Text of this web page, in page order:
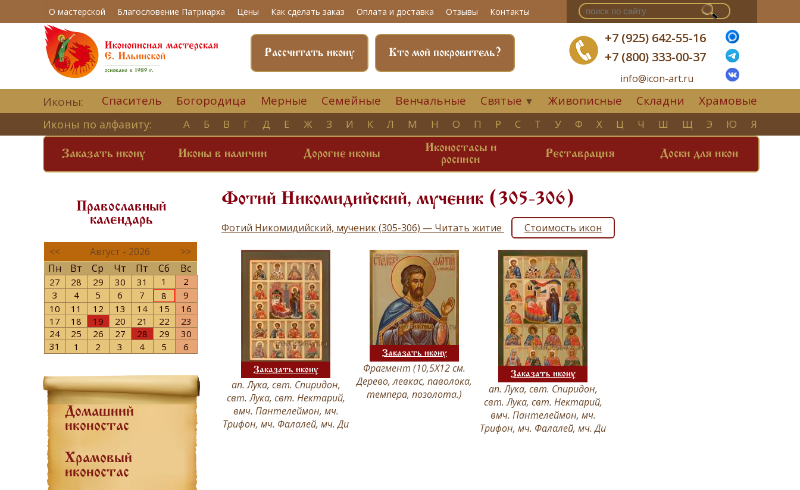
О мастерской Благословение Патриарха Цены Как сделать заказ Оплата и доставка Отзывы Контакты
+7 (925) 642-55-16
+7 (800) 333-00-37
info@icon-art.ru
Кто мой покровитель?
Рассчитать икону
Иконы: Спаситель Богородица Мерные Семейные Венчальные Святые ▼ Живописные Складни Храмовые
Иконы по алфавиту: А Б В Г Д Е Ж З И К Л М Н О П Р С Т У Ф Х Ц Ч Ш Щ Э Ю Я
Заказать икону Иконы в наличии Дорогие иконы
Иконостасы и
росписи
Реставрация Доски для икон
Православный
календарь
<< Август - 2026
>>
Пн
Вт Ср Чт Пт Сб Вс
27 28 29 30 31 1
2
3
4 5 6 7 8
9
10
11 12 13 14 15
16
17
18 19 20 21 22
23
24
25 26 27 28 29
30
31
1 2 3 4 5 6
Домашний
иконостас
Храмовый
иконостас
Фотий Никомидийский, мученик (305-306)
Фотий Никомидийский, мученик (305-306) — Читать житие Стоимость икон
Заказать икону
ап. Лука, свт. Спиридон,
свт. Лука, свт. Нектарий,
вмч. Пантелеймон, мч.
Трифон, мч. Фалалей, мч. Ди
Заказать икону
Фрагмент (10,5Х12 см.
Дерево, левкас, паволока,
темпера, позолота.)
Заказать икону
ап. Лука, свт. Спиридон,
свт. Лука, свт. Нектарий,
вмч. Пантелеймон, мч.
Трифон, мч. Фалалей, мч. Ди